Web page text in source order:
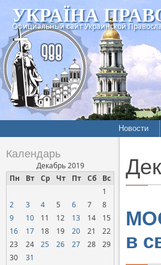
УКРАЇНА
Официальный сайт Украинской
Новости
Календарь
Декабрь 2019
Пн
Вт Ср Чт Пт Сб Вс
1
2
3 4 5 6 7
8
9
10 11 12 13 14
15
16
17 18 19 20 21
22
23
24 25 26 27 28
29
30
31
в